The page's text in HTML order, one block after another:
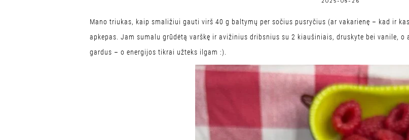
Mano triukas, kaip smaližiui gauti virš 40 g baltymų per sočius pusryčius (ar vakarienę – kad ir
apkepas. Jam sumalu grūdėtą varškę ir avižinius dribsnius su 2 kiaušiniais, druskyte bei vanile,
gardus – o energijos tikrai užteks ilgam :).